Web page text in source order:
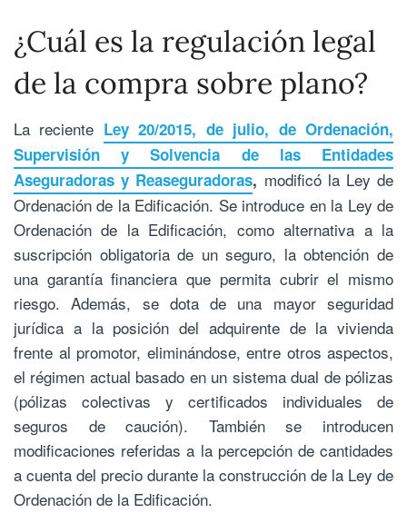
¿Cuál es la regulación legal
de la compra sobre plano?
La reciente Ley 20/2015, de julio, de Ordenación,
Supervisión y Solvencia de las Entidades
Aseguradoras y Reaseguradoras, modificó la Ley de
Ordenación de la Edificación. Se introduce en la Ley de
Ordenación de la Edificación, como alternativa a la
suscripción obligatoria de un seguro, la obtención de
una garantía financiera que permita cubrir el mismo
riesgo. Además, se dota de una mayor seguridad
jurídica a la posición del adquirente de la vivienda
frente al promotor, eliminándose, entre otros aspectos,
el régimen actual basado en un sistema dual de pólizas
(pólizas colectivas y certificados individuales de
seguros de caución). También se introducen
modificaciones referidas a la percepción de cantidades
a cuenta del precio durante la construcción de la Ley de
Ordenación de la Edificación.